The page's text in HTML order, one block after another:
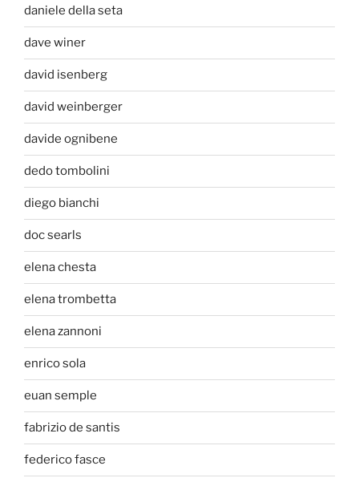
daniele della seta
dave winer
david isenberg
david weinberger
davide ognibene
dedo tombolini
diego bianchi
doc searls
elena chesta
elena trombetta
elena zannoni
enrico sola
euan semple
fabrizio de santis
federico fasce